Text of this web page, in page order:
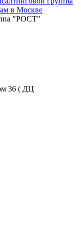
"РОСТ"
36 ( ДЦ